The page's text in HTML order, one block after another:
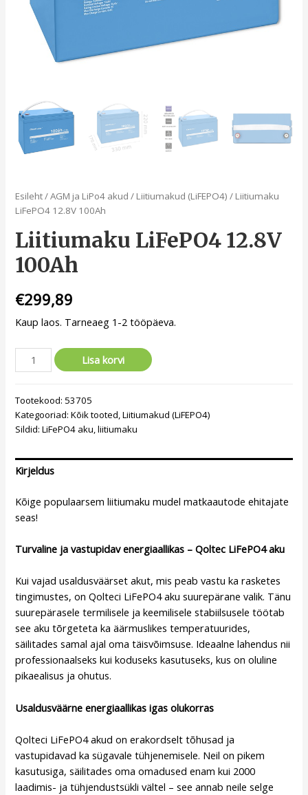
Esileht/AGM ja LiPo4 akud / Liitiumakud (LiFEPO4) / Liitiumaku
LiFePO4 12.8V 100Ah
Liitiumaku LiFePO4 12.8V
100Ah
€299,89
Kaup laos. Tarneaeg 1-2 tööpäeva.
Lisa korvi
Tootekood: 53705
Kategooriad:Kõik tooted,Liitiumakud (LiFEPO4)
Sildid:LiFePO4 aku,liitiumaku
Kirjeldus
Kõige populaarsem liitiumaku mudel matkaautode ehitajate
seas!
Turvaline ja vastupidav energiaallikas – Qoltec LiFePO4 aku
Kui vajad usaldusväärset akut, mis peab vastu ka rasketes
tingimustes, on Qolteci LiFePO4 aku suurepärane valik. Tänu
suurepärasele termilisele ja keemilisele stabiilsusele töötab
see aku tõrgeteta ka äärmuslikes temperatuurides,
säilitades samal ajal oma täisvõimsuse. Ideaalne lahendus nii
professionaalseks kui koduseks kasutuseks, kus on oluline
pikaealisus ja ohutus.
Usaldusväärne energiaallikas igas olukorras
Qolteci LiFePO4 akud on erakordselt tõhusad ja
vastupidavad ka sügavale tühjenemisele. Neil on pikem
kasutusiga, säilitades oma omadused enam kui 2000
laadimis- ja tühjendustsükli vältel – see annab neile selge